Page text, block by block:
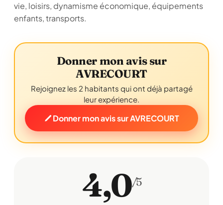
vie, loisirs, dynamisme économique, équipements
enfants, transports.
Donner mon avis sur
AVRECOURT
Rejoignez les 2 habitants qui ont déjà partagé
leur expérience.
Donner mon avis sur AVRECOURT
4,0/5